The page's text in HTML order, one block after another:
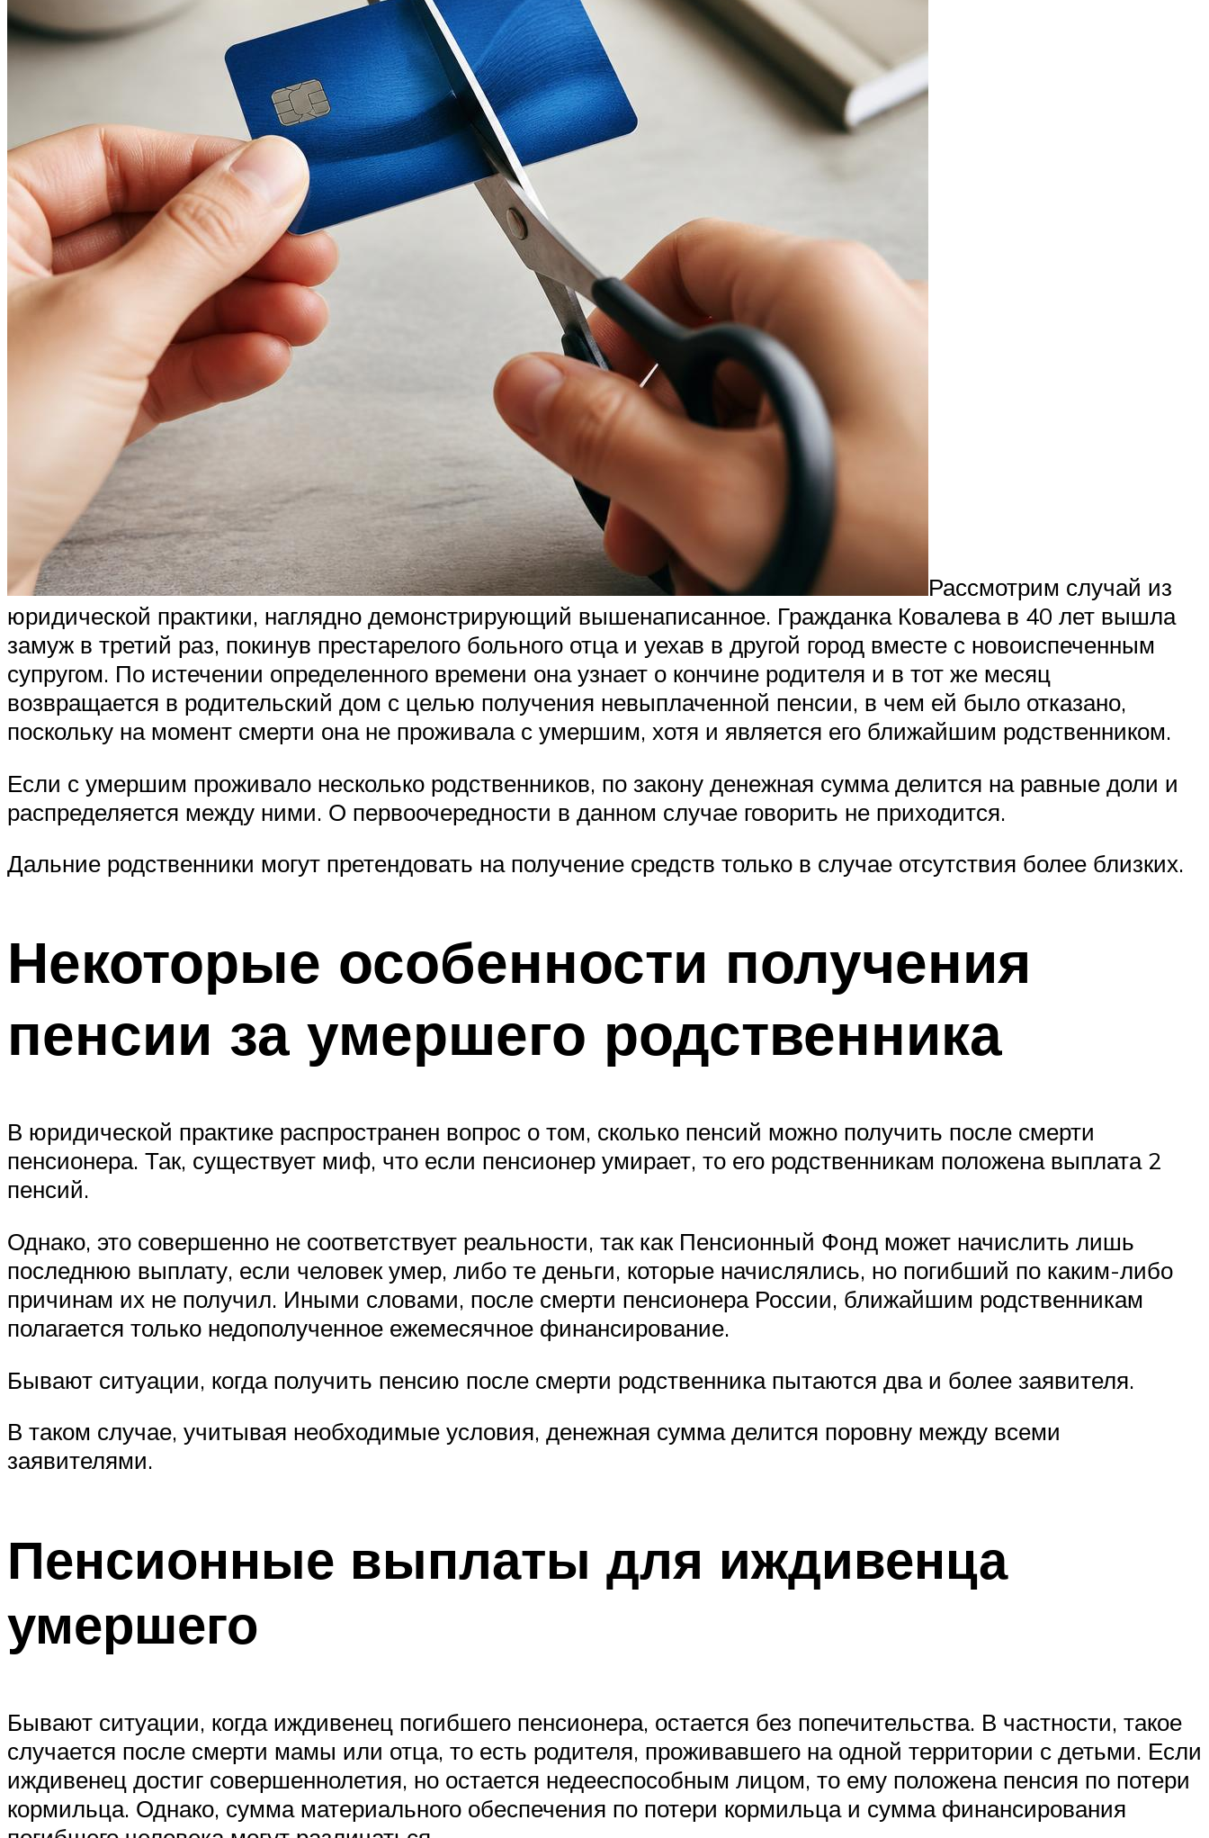
Рассмотрим случай из
юридической практики, наглядно демонстрирующий вышенаписанное. Гражданка Ковалева в 40 лет вышла
замуж в третий раз, покинув престарелого больного отца и уехав в другой город вместе с новоиспеченным
супругом. По истечении определенного времени она узнает о кончине родителя и в тот же месяц
возвращается в родительский дом с целью получения невыплаченной пенсии, в чем ей было отказано,
поскольку на момент смерти она не проживала с умершим, хотя и является его ближайшим родственником.
Если с умершим проживало несколько родственников, по закону денежная сумма делится на равные доли и
распределяется между ними. О первоочередности в данном случае говорить не приходится.
Дальние родственники могут претендовать на получение средств только в случае отсутствия более близких.
Некоторые особенности получения
пенсии за умершего родственника
В юридической практике распространен вопрос о том, сколько пенсий можно получить после смерти
пенсионера. Так, существует миф, что если пенсионер умирает, то его родственникам положена выплата 2
пенсий.
Однако, это совершенно не соответствует реальности, так как Пенсионный Фонд может начислить лишь
последнюю выплату, если человек умер, либо те деньги, которые начислялись, но погибший по каким-либо
причинам их не получил. Иными словами, после смерти пенсионера России, ближайшим родственникам
полагается только недополученное ежемесячное финансирование.
Бывают ситуации, когда получить пенсию после смерти родственника пытаются два и более заявителя.
В таком случае, учитывая необходимые условия, денежная сумма делится поровну между всеми
заявителями.
Пенсионные выплаты для иждивенца
умершего
Бывают ситуации, когда иждивенец погибшего пенсионера, остается без попечительства. В частности, такое
случается после смерти мамы или отца, то есть родителя, проживавшего на одной территории с детьми. Если
иждивенец достиг совершеннолетия, но остается недееспособным лицом, то ему положена пенсия по потери
кормильца. Однако, сумма материального обеспечения по потери кормильца и сумма финансирования